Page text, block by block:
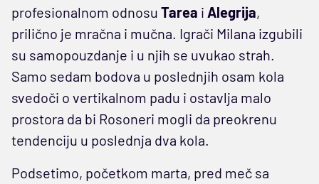
profesionalnom odnosu Tarea i Alegrija,
prilično je mračna i mučna. Igrači Milana izgubili
su samopouzdanje i u njih se uvukao strah.
Samo sedam bodova u poslednjih osam kola
svedoči o vertikalnom padu i ostavlja malo
prostora da bi Rosoneri mogli da preokrenu
tendenciju u poslednja dva kola.
Podsetimo, početkom marta, pred meč sa